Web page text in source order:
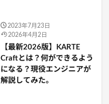
2023年7月23日
2026年4月2日
【最新2026版】KARTE
Craftとは？何ができるよう
になる？現役エンジニアが
解説してみた。